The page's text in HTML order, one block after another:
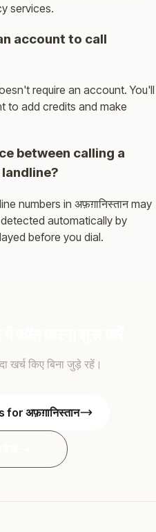
services.
account to call
require an account. You'll
to add credits and make
between calling a
landline?
numbers in अफ़ग़ानिस्तान may
automatically by
before you dial.
खर्च किए बिना जुड़े रहें।
अफ़ग़ानिस्तान